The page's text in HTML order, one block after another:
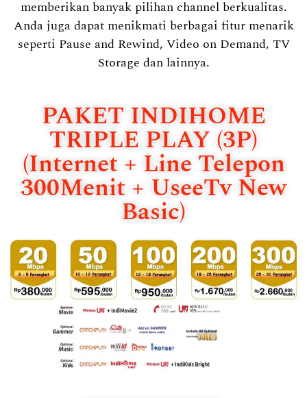
memberikan banyak pilihan channel berkualitas.
Anda juga dapat menikmati berbagai fitur menarik
seperti Pause and Rewind, Video on Demand, TV
Storage dan lainnya.
PAKET INDIHOME
TRIPLE PLAY (3P)
(Internet + Line Telepon
300Menit + UseeTv New
Basic)